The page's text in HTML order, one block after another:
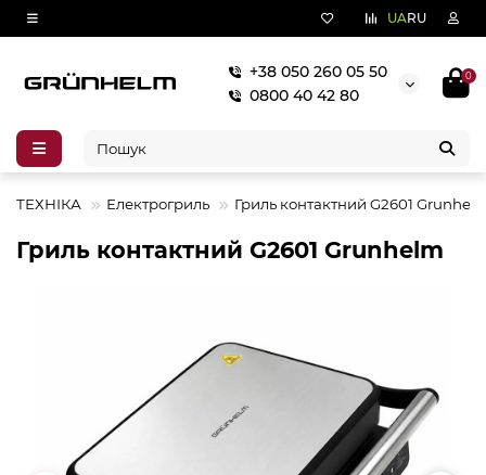
UARU
+38 050 260 05 50
0800 40 42 80
0
ТЕХНІКА Електрогриль Гриль контактний G2601
Гриль контактний G2601 Grunhelm